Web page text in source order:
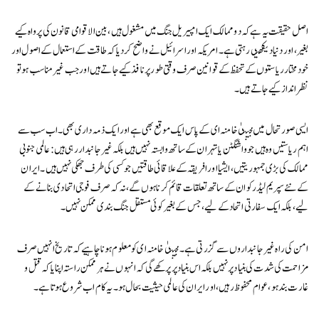
اصل حقیقت یہ ہے کہ دو ممالک ایک امپیریل جنگ میں مشغول ہیں، بین الاقوامی قانون کی پرواہ کیے
بغیر، اور دنیا دیکھتی رہتی ہے۔ امریکہ اور اسرائیل نے واضح کر دیا کہ طاقت کے استعمال کے اصول اور
خودمختار ریاستوں کے تحفظ کے قوانین صرف وقتی طور پر نافذ کیے جاتے ہیں اور جب غیر مناسب ہو تو
نظر انداز کیے جاتے ہیں۔
ایسی صورتحال میں مجتبیٰ خامنہ ای کے پاس ایک موقع بھی ہے اور ایک ذمہ داری بھی۔ اب سب سے
اہم ریاستیں وہ ہیں جو واشنگٹن یا تہران کے ساتھ وابستہ نہیں ہیں بلکہ غیر جانبدار رہی ہیں: عالمی جنوبی
ممالک کی بڑی جمہوریتیں، ایشیا اور افریقہ کے علاقائی طاقتیں جو کسی کی طرف جھکی نہیں ہیں۔ ایران
کے نئے سپریم لیڈر کو ان کے ساتھ تعلقات قائم کرنا ہوں گے، نہ کہ صرف فوجی اتحادی بنانے کے
لیے، بلکہ ایک سفارتی اتحاد کے لیے، جس کے بغیر کوئی مستقل جنگ بندی ممکن نہیں۔
امن کی راہ غیر جانبداروں سے گزرتی ہے۔ مجتبیٰ خامنہ ای کو معلوم ہونا چاہیے کہ تاریخ انہیں صرف
مزاحمت کی شدت کی بنیاد پر نہیں بلکہ اس بنیاد پر پرکھے گی کہ انہوں نے ہر ممکن راستہ اپنایا کہ قتل و
غارت بند ہو، عوام محفوظ رہیں، اور ایران کی عالمی حیثیت بحال ہو۔ یہ کام اب شروع ہوتا ہے۔